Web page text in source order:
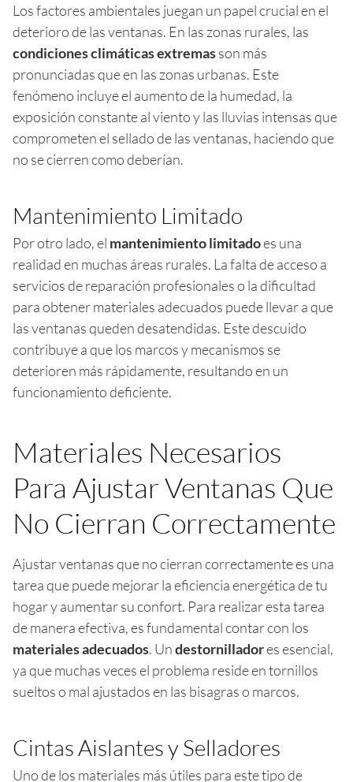
Los factores ambientales juegan un papel crucial en el
deterioro de las ventanas. En las zonas rurales, las
condiciones climáticas extremasson más
pronunciadas que en las zonas urbanas. Este
fenómeno incluye el aumento de la humedad, la
exposición constante al viento y las lluvias intensas que
comprometen el sellado de las ventanas, haciendo que
no se cierren como deberían.
Mantenimiento Limitado
Por otro lado, el mantenimiento limitadoes una
realidad en muchas áreas rurales. La falta de acceso a
servicios de reparación profesionales o la dificultad
para obtener materiales adecuados puede llevar a que
las ventanas queden desatendidas. Este descuido
contribuye a que los marcos y mecanismos se
deterioren más rápidamente, resultando en un
funcionamiento deficiente.
Materiales Necesarios
Para Ajustar Ventanas Que
No Cierran Correctamente
Ajustar ventanas que no cierran correctamente es una
tarea que puede mejorar la eficiencia energética de tu
hogar y aumentar su confort. Para realizar esta tarea
de manera efectiva, es fundamental contar con los
materiales adecuados. Undestornilladores esencial,
ya que muchas veces el problema reside en tornillos
sueltos o mal ajustados en las bisagras o marcos.
Cintas Aislantes y Selladores
Uno de los materiales más útiles para este tipo de